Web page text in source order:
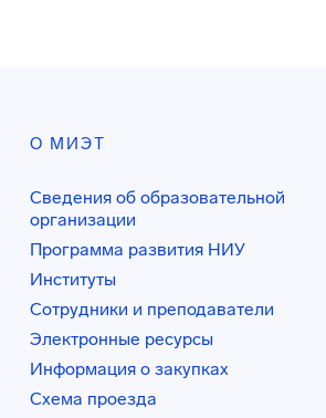
О МИЭТ
Сведения об образовательной
организации
Программа развития НИУ
Институты
Сотрудники и преподаватели
Электронные ресурсы
Информация о закупках
Схема проезда